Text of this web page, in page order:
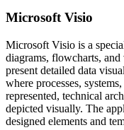
Microsoft Visio
Microsoft Visio is a
diagrams, flowcharts,
present detailed data
where processes,
represented, technical
depicted visually. The
designed elements and